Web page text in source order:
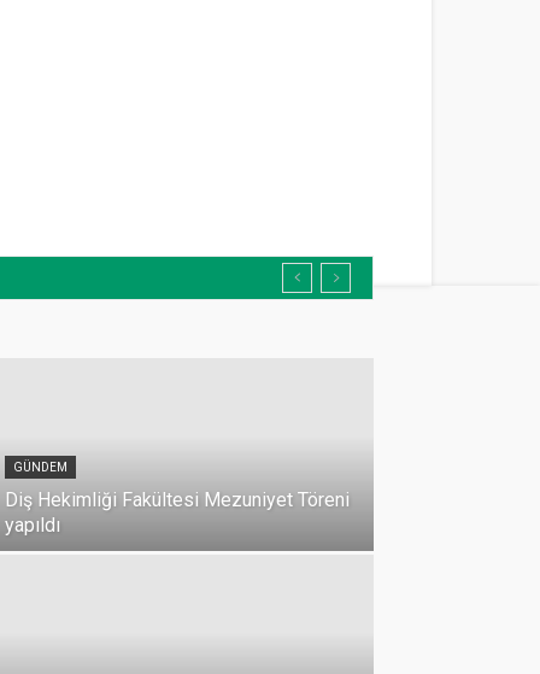
GÜNDEM
Diş Hekimliği Fakültesi Mezuniyet Töreni
yapıldı